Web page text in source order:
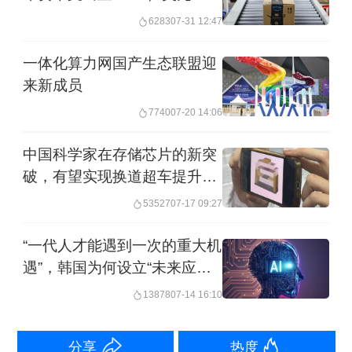
访问期间，韩方代表团不仅重点了解了
支持方案及配套制度等，还参观、体验
了部分中国无人驾驶汽车，与中国相关
驶及安全技术方面的最新动态。
韩国学者金允俊告诉第一财经，据他了
遣了解无人驾驶方面领域的政策研究代
表团，“韩国各界当前正加快在无人驾驶
628307-31 12:47
一体化算力网国产生态联盟迎
来新成员
774007-20 14:06
中国科学家在存储芯片的新突
破，有望实现换道超车提升算
5352707-17 09:27
“一代人才能遇到一次的重大机
遇”，韩国为何设立“未来应对
1387807-14 16:10
分享 热度